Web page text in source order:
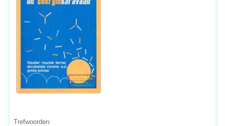
Trefwoorden: